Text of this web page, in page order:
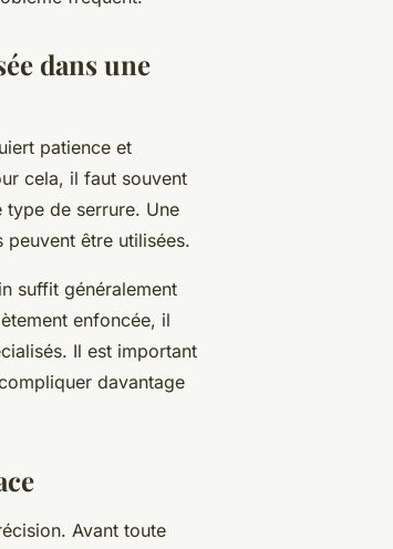
dans une
patience et
cela, il faut souvent
de serrure. Une
être utilisées.
suffit généralement
enfoncée, il
Il est important
davantage
Avant toute